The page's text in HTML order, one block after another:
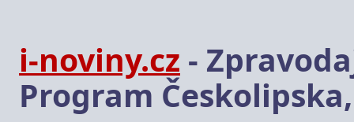
i-noviny.cz -
Program